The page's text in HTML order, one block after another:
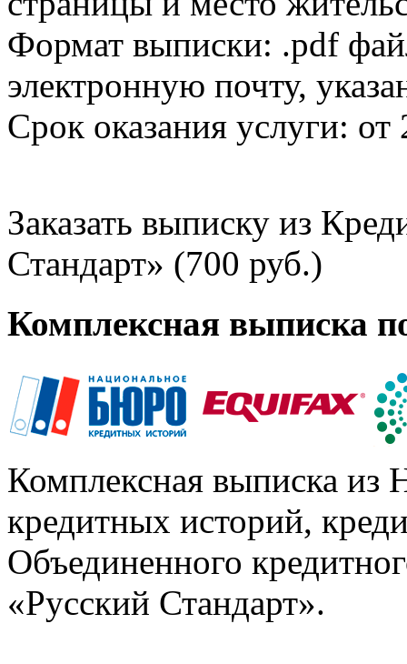
Формат выписки: .pdf
электронную почту,
Срок оказания услуги: от
Заказать выписку из
Стандарт» (700 руб.)
Комплексная выписка
Комплексная выписка из
кредитных историй,
Объединенного
«Русский Стандарт».